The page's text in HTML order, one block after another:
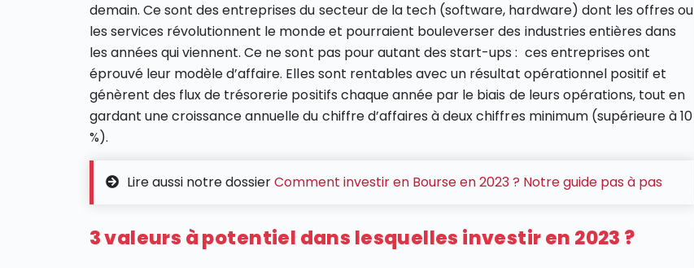
demain. Ce sont des entreprises du secteur de la tech (software, hardware) dont les offres ou
les services révolutionnent le monde et pourraient bouleverser des industries entières dans
les années qui viennent. Ce ne sont pas pour autant des start-ups : ces entreprises ont
éprouvé leur modèle d’affaire. Elles sont rentables avec un résultat opérationnel positif et
génèrent des flux de trésorerie positifs chaque année par le biais de leurs opérations, tout en
gardant une croissance annuelle du chiffre d’affaires à deux chiffres minimum (supérieure à 10
%).
Lire aussi notre dossierComment investir en Bourse en 2023 ? Notre guide pas à pas
3 valeurs à potentiel dans lesquelles investir en 2023 ?